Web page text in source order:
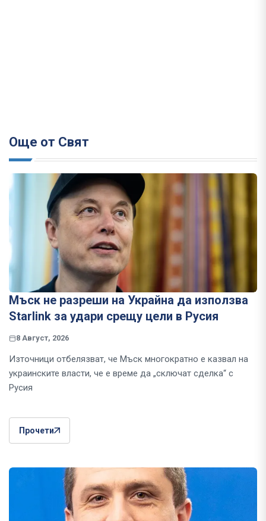
Още от Свят
Мъск не разреши на Украйна да използва
Starlink за удари срещу цели в Русия
8 Август, 2026
Източници отбелязват, че Мъск многократно е казвал на
украинските власти, че е време да „сключат сделка“ с
Русия
Прочети